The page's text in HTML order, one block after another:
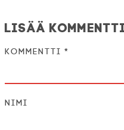
Lisää
Kommentti *
Nimi